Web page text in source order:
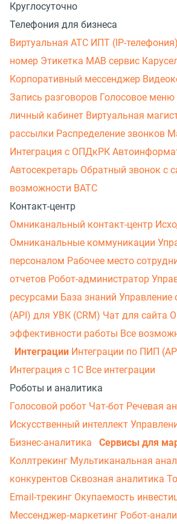
Круглосуточно
Телефония для бизнеса
Виртуальная АТС ИПТ (IP-телефония)
номер Этикетка МАВ сервис
Корпоративный мессенджер
Запись разговоров Голосовое меню
личный кабинет Виртуальная
рассылки Распределение звонков
Интеграция с ОПДкРК
Автосекретарь Обратный звонок с
возможности ВАТС
Контакт-центр
Омниканальный контакт-центр
Омниканальные коммуникации
персоналом Рабочее место
отчетов Робот-администратор
ресурсами База знаний Управление
(API) для УВК (CRM) Чат для сайта
эффективности работы Все
Интеграции Интеграции по ПИП
Интеграция с 1С Все интеграции
Роботы и аналитика
Голосовой робот Чат-бот Речевая
Искусственный интеллект
Бизнес-аналитика
Сервисы для
Коллтрекинг Мультиканальная
конкурентов Сквозная аналитика
Email-трекинг Окупаемость
Мессенджер‑маркетинг Робот-